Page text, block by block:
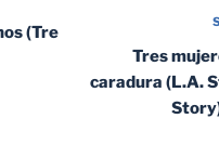
(Tre
Tres
caradura (L.A.